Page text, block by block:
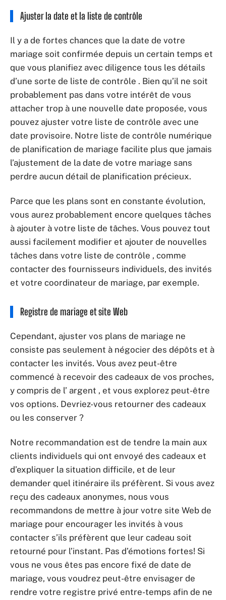
Ajuster la date et la liste de contrôle
Il y a de fortes chances que la date de votre
mariage soit confirmée depuis un certain temps et
que vous planifiez avec diligence tous les détails
d’une sorte de liste de contrôle . Bien qu’il ne soit
probablement pas dans votre intérêt de vous
attacher trop à une nouvelle date proposée, vous
pouvez ajuster votre liste de contrôle avec une
date provisoire. Notre liste de contrôle numérique
de planification de mariage facilite plus que jamais
l’ajustement de la date de votre mariage sans
perdre aucun détail de planification précieux.
Parce que les plans sont en constante évolution,
vous aurez probablement encore quelques tâches
à ajouter à votre liste de tâches. Vous pouvez tout
aussi facilement modifier et ajouter de nouvelles
tâches dans votre liste de contrôle , comme
contacter des fournisseurs individuels, des invités
et votre coordinateur de mariage, par exemple.
Registre de mariage et site Web
Cependant, ajuster vos plans de mariage ne
consiste pas seulement à négocier des dépôts et à
contacter les invités. Vous avez peut-être
commencé à recevoir des cadeaux de vos proches,
y compris de l’ argent , et vous explorez peut-être
vos options. Devriez-vous retourner des cadeaux
ou les conserver ?
Notre recommandation est de tendre la main aux
clients individuels qui ont envoyé des cadeaux et
d’expliquer la situation difficile, et de leur
demander quel itinéraire ils préfèrent. Si vous avez
reçu des cadeaux anonymes, nous vous
recommandons de mettre à jour votre site Web de
mariage pour encourager les invités à vous
contacter s’ils préfèrent que leur cadeau soit
retourné pour l’instant. Pas d’émotions fortes! Si
vous ne vous êtes pas encore fixé de date de
mariage, vous voudrez peut-être envisager de
rendre votre registre privé entre-temps afin de ne